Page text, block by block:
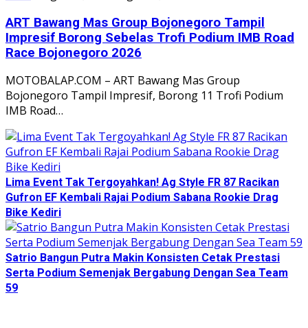
ART Bawang Mas Group Bojonegoro Tampil
Impresif Borong Sebelas Trofi Podium IMB Road
Race Bojonegoro 2026
MOTOBALAP.COM – ART Bawang Mas Group
Bojonegoro Tampil Impresif, Borong 11 Trofi Podium
IMB Road…
Lima Event Tak Tergoyahkan! Ag Style FR 87 Racikan
Gufron EF Kembali Rajai Podium Sabana Rookie Drag
Bike Kediri
Satrio Bangun Putra Makin Konsisten Cetak Prestasi
Serta Podium Semenjak Bergabung Dengan Sea Team
59